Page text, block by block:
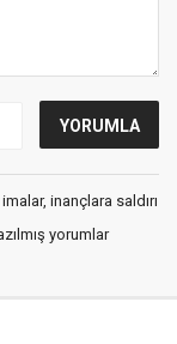
inançlara saldırı
yorumlar